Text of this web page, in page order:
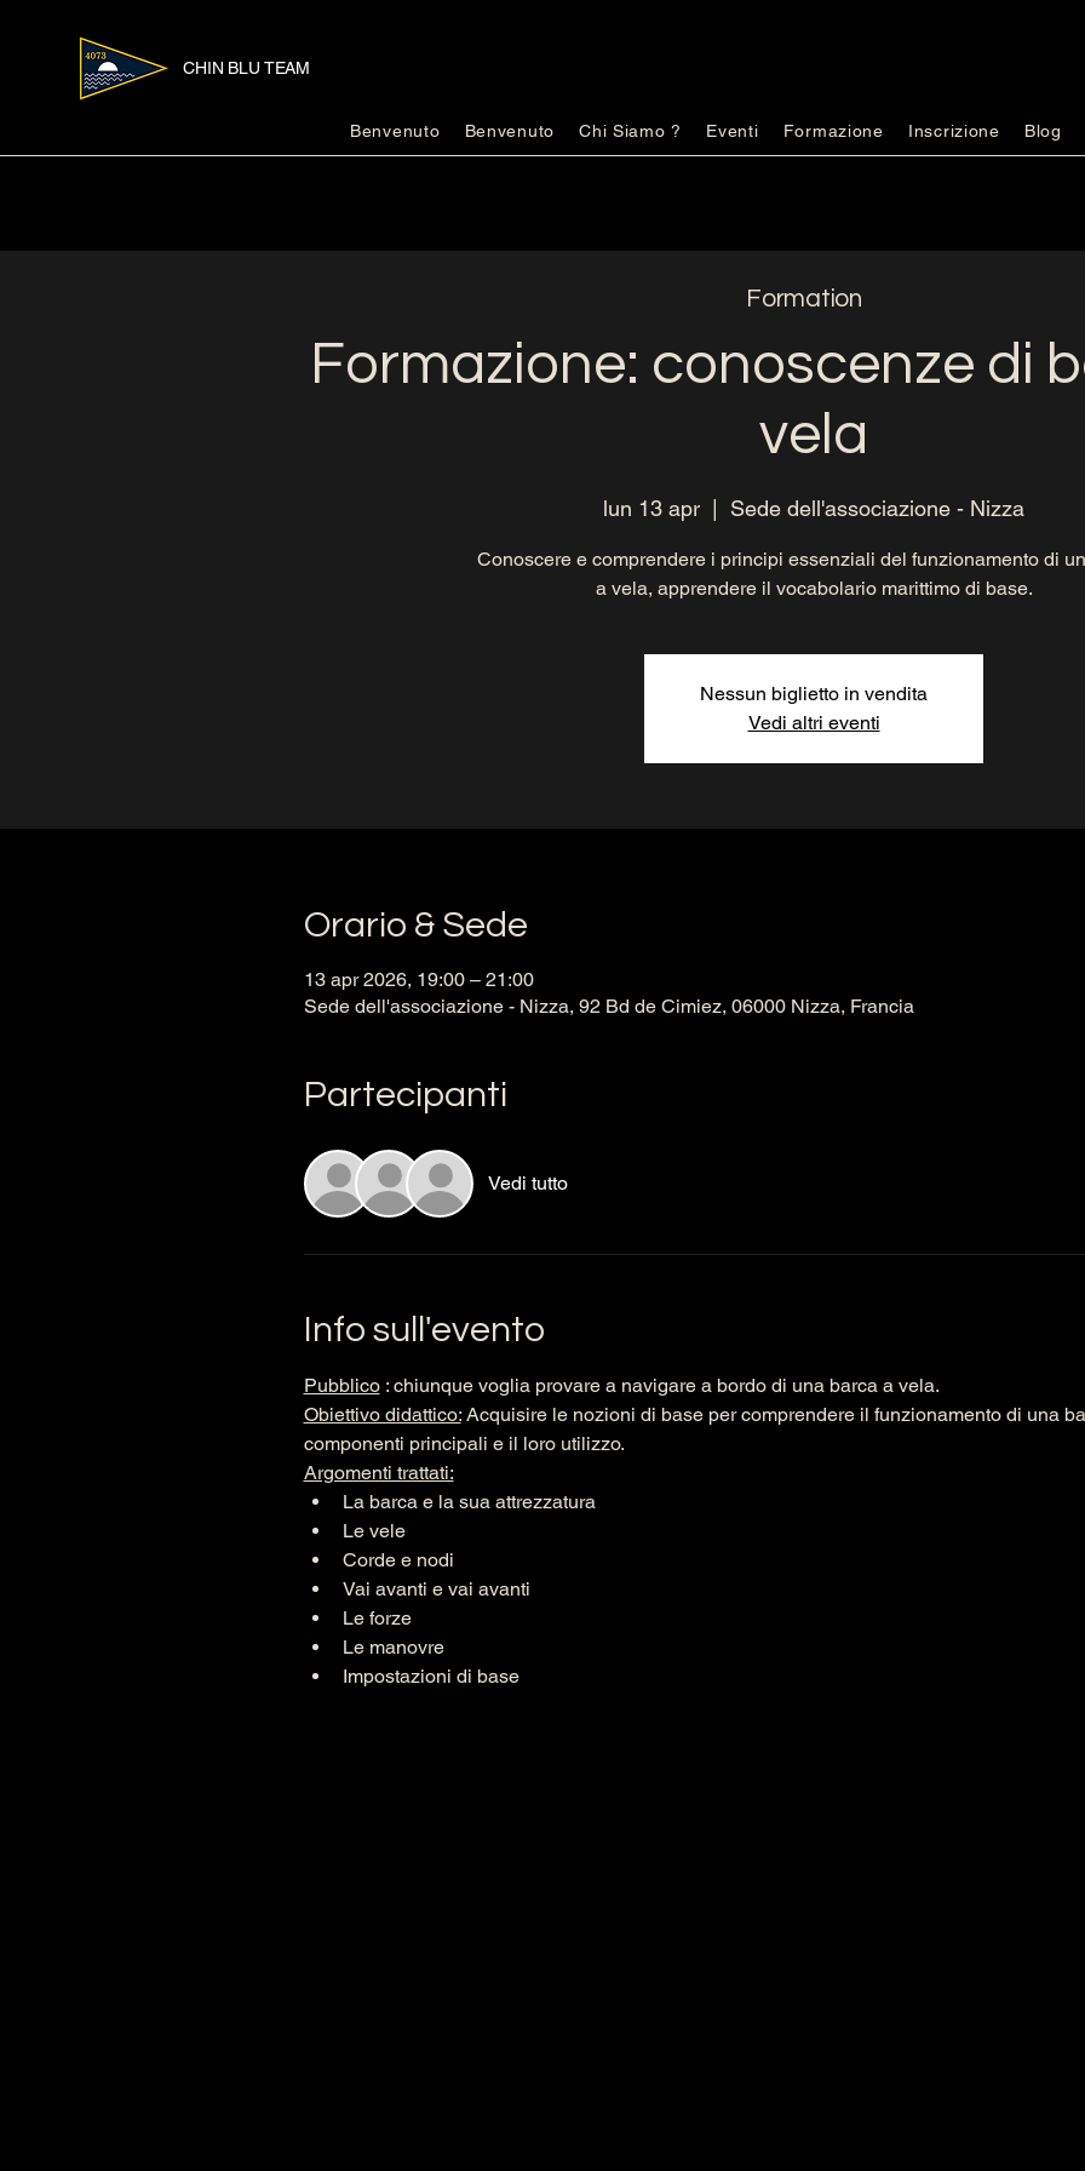
CHIN BLU TEAM
Benvenuto Benvenuto Chi Siamo ? Eventi Formazione Inscrizione Blog
Formazione: conoscenze di
vela
lun 13 apr Sede dell'associazione - Nizza
Conoscere e comprendere i principi essenziali del funzionamento di
a vela, apprendere il vocabolario marittimo di base.
Nessun biglietto in vendita
Vedi altri eventi
Orario & Sede
13 apr 2026, 19:00 – 21:00
Sede dell'associazione - Nizza, 92 Bd de Cimiez, 06000 Nizza, Francia
Partecipanti
Vedi tutto
Info sull'evento
Pubblico : chiunque voglia provare a navigare a bordo di una barca a vela.
Obiettivo didattico: Acquisire le nozioni di base per comprendere il funzionamento di una
componenti principali e il loro utilizzo.
Argomenti trattati:
La barca e la sua attrezzatura
Le vele
Corde e nodi
Vai avanti e vai avanti
Le forze
Le manovre
Impostazioni di base
Formation